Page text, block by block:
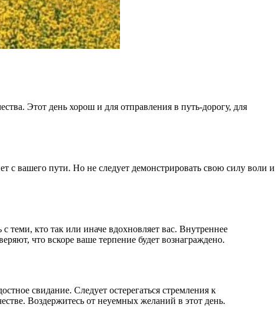
Этот день хорош и для отправления в путь-дорогу, для
с вашего пути. Но не следует демонстрировать свою силу воли и
теми, кто так или иначе вдохновляет вас. Внутреннее
что вскоре ваше терпение будет вознаграждено.
свидание. Следует остерегаться стремления к
Воздержитесь от неуемных желаний в этот день.